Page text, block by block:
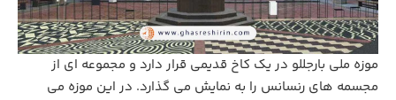
موزه ملی بارجللو در یک کاخ قدیمی قرار دارد و مجموعه‌ ای از
مجسمه‌ های رنسانس را به نمایش می‌ گذارد. در این موزه می